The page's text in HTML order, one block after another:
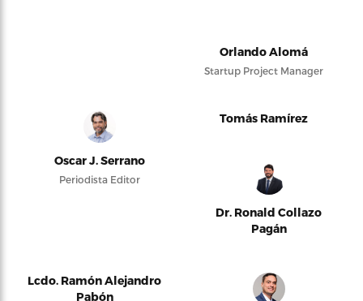
Orlando Alomá
Startup Project Manager
Oscar J. Serrano
Periodista Editor
Tomás Ramírez
Dr. Ronald Collazo
Pagán
Lcdo. Ramón Alejandro
Pabón